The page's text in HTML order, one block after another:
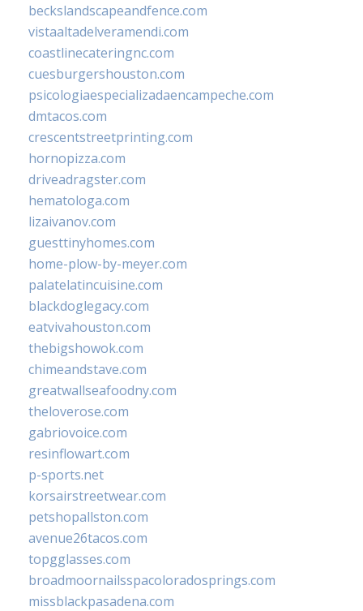
beckslandscapeandfence.com
vistaaltadelveramendi.com
coastlinecateringnc.com
cuesburgershouston.com
psicologiaespecializadaencampeche.com
dmtacos.com
crescentstreetprinting.com
hornopizza.com
driveadragster.com
hematologa.com
lizaivanov.com
guesttinyhomes.com
home-plow-by-meyer.com
palatelatincuisine.com
blackdoglegacy.com
eatvivahouston.com
thebigshowok.com
chimeandstave.com
greatwallseafoodny.com
theloverose.com
gabriovoice.com
resinflowart.com
p-sports.net
korsairstreetwear.com
petshopallston.com
avenue26tacos.com
topgglasses.com
broadmoornailsspacoloradosprings.com
missblackpasadena.com